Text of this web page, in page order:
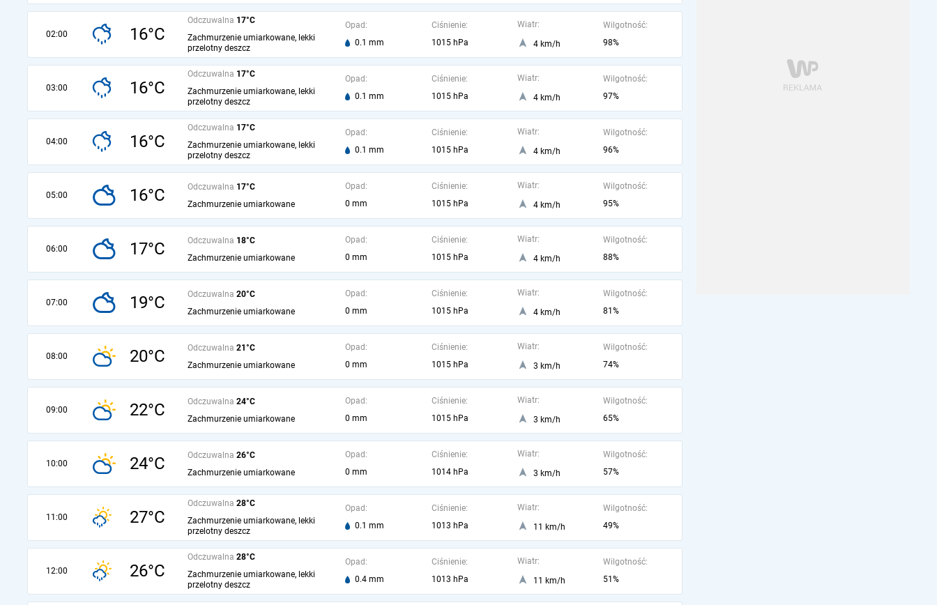
02:00 16°C
Odczuwalna 17°C
Zachmurzenie umiarkowane, lekki
przelotny deszcz
Opad:
0.1 mm
Ciśnienie:
1015 hPa
Wiatr:
4 km/h
Wilgotność:
98%
03:00 16°C
Odczuwalna 17°C
Zachmurzenie umiarkowane, lekki
przelotny deszcz
Opad:
0.1 mm
Ciśnienie:
1015 hPa
Wiatr:
4 km/h
Wilgotność:
97%
04:00 16°C
Odczuwalna 17°C
Zachmurzenie umiarkowane, lekki
przelotny deszcz
Opad:
0.1 mm
Ciśnienie:
1015 hPa
Wiatr:
4 km/h
Wilgotność:
96%
05:00 16°C Odczuwalna 17°C
Zachmurzenie umiarkowane
Opad:
0 mm
Ciśnienie:
1015 hPa
Wiatr:
4 km/h
Wilgotność:
95%
06:00 17°C Odczuwalna 18°C
Zachmurzenie umiarkowane
Opad:
0 mm
Ciśnienie:
1015 hPa
Wiatr:
4 km/h
Wilgotność:
88%
07:00 19°C Odczuwalna 20°C
Zachmurzenie umiarkowane
Opad:
0 mm
Ciśnienie:
1015 hPa
Wiatr:
4 km/h
Wilgotność:
81%
08:00 20°C Odczuwalna 21°C
Zachmurzenie umiarkowane
Opad:
0 mm
Ciśnienie:
1015 hPa
Wiatr:
3 km/h
Wilgotność:
74%
09:00 22°C Odczuwalna 24°C
Zachmurzenie umiarkowane
Opad:
0 mm
Ciśnienie:
1015 hPa
Wiatr:
3 km/h
Wilgotność:
65%
10:00 24°C Odczuwalna 26°C
Zachmurzenie umiarkowane
Opad:
0 mm
Ciśnienie:
1014 hPa
Wiatr:
3 km/h
Wilgotność:
57%
11:00 27°C
Odczuwalna 28°C
Zachmurzenie umiarkowane, lekki
przelotny deszcz
Opad:
0.1 mm
Ciśnienie:
1013 hPa
Wiatr:
11 km/h
Wilgotność:
49%
12:00 26°C
Odczuwalna 28°C
Zachmurzenie umiarkowane, lekki
przelotny deszcz
Opad:
0.4 mm
Ciśnienie:
1013 hPa
Wiatr:
11 km/h
Wilgotność:
51%